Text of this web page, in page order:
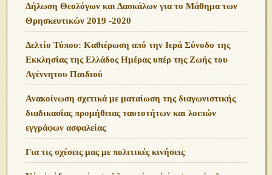
Δήλωση Θεολόγων και Δασκάλων για το Μάθημα των
Θρησκευτικών 2019 -2020
Δελτίο Τύπου: Καθιέρωση από την Ιερά Σύνοδο της
Εκκλησίας της Ελλάδος Ημέρας υπέρ της Ζωής του
Αγέννητου Παιδιού
Ανακοίνωση σχετικά με ματαίωση της διαγωνιστικής
διαδικασίας προμήθειας ταυτοτήτων και λοιπών
εγγράφων ασφαλείας
Για τις σχέσεις μας με πολιτικές κινήσεις